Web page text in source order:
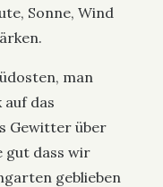
Sonne, Wind
man
das
Gewitter über
gut dass wir
geblieben